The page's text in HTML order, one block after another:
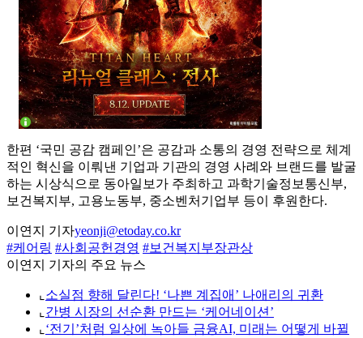
한편 ‘국민 공감 캠페인’은 공감과 소통의 경영 전략으로 체계
적인 혁신을 이뤄낸 기업과 기관의 경영 사례와 브랜드를 발굴
하는 시상식으로 동아일보가 주최하고 과학기술정보통신부,
보건복지부, 고용노동부, 중소벤처기업부 등이 후원한다.
이연지 기자yeonji@etoday.co.kr
#케어링 #사회공헌경영 #보건복지부장관상
이연지 기자의 주요 뉴스
⌞ 소실점 향해 달린다! ‘나쁜 계집애’ 나애리의 귀환
⌞ 간병 시장의 선순환 만드는 ‘케어네이션’
⌞ ‘전기’처럼 일상에 녹아들 금융AI, 미래는 어떻게 바뀔